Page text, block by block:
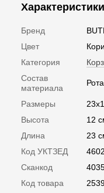
Характеристики
Бренд
Цвет
Категория
Состав
материала
Размеры
Высота
12
Длина
23
Код УКТЗЕД
Сканкод
Код товара